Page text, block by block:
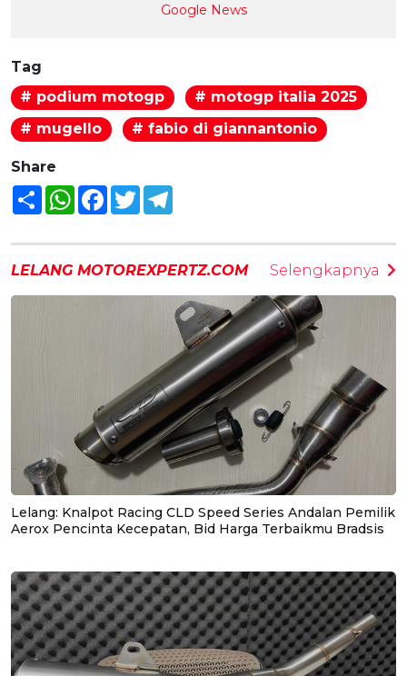
Google News
Tag
# podium motogp
# motogp italia 2025
# mugello
# fabio di giannantonio
Share
Share WhatsAppFacebook
Twitter
LELANG MOTOREXPERTZ.COM Selengkapnya
Lelang: Knalpot Racing CLD Speed Series Andalan Pemilik
Aerox Pencinta Kecepatan, Bid Harga Terbaikmu Bradsis